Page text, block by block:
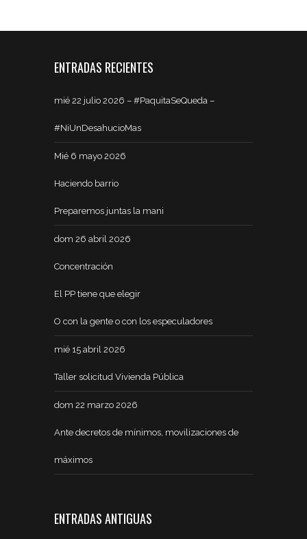
ENTRADAS RECIENTES
mié 22 julio 2026 – #PaquitaSeQueda –
#NiUnDesahucioMas
Mié 6 mayo 2026
Haciendo barrio
Preparemos juntas la mani
dom 26 abril 2026
Concentración
El PP tiene que elegir
O con la gente o con los especuladores
mié 15 abril 2026
Taller solicitud Vivienda Pública
dom 22 marzo 2026
Ante decretos de mínimos, movilizaciones de
máximos
ENTRADAS ANTIGUAS